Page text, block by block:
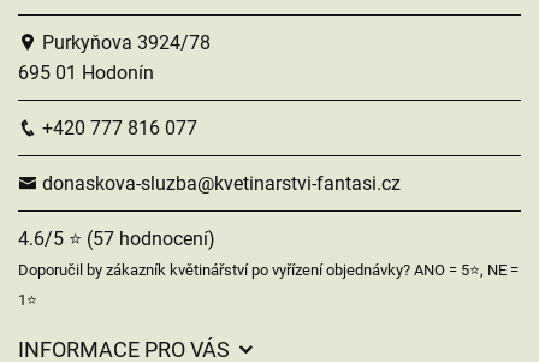
Purkyňova 3924/78
695 01 Hodonín
+420 777 816 077
donaskova-sluzba@kvetinarstvi-fantasi.cz
4.6/5 ⭐ (57 hodnocení)
Doporučil by zákazník květinářství po vyřízení objednávky? ANO = 5⭐, NE =
1⭐
INFORMACE PRO VÁS